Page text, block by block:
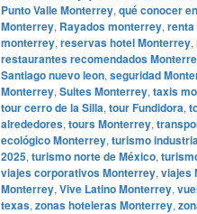
Punto Valle Monterrey, qué conocer
Monterrey, Rayados monterrey, renta
monterrey, reservas hotel Monterrey,
restaurantes recomendados
Santiago nuevo leon, seguridad
Monterrey, Suites Monterrey, taxis
tour cerro de la Silla, tour Fundidora,
alrededores, tours Monterrey,
ecológico Monterrey, turismo
2025, turismo norte de México,
viajes corporativos Monterrey, viajes
Monterrey, Vive Latino Monterrey,
texas, zonas hoteleras Monterrey,